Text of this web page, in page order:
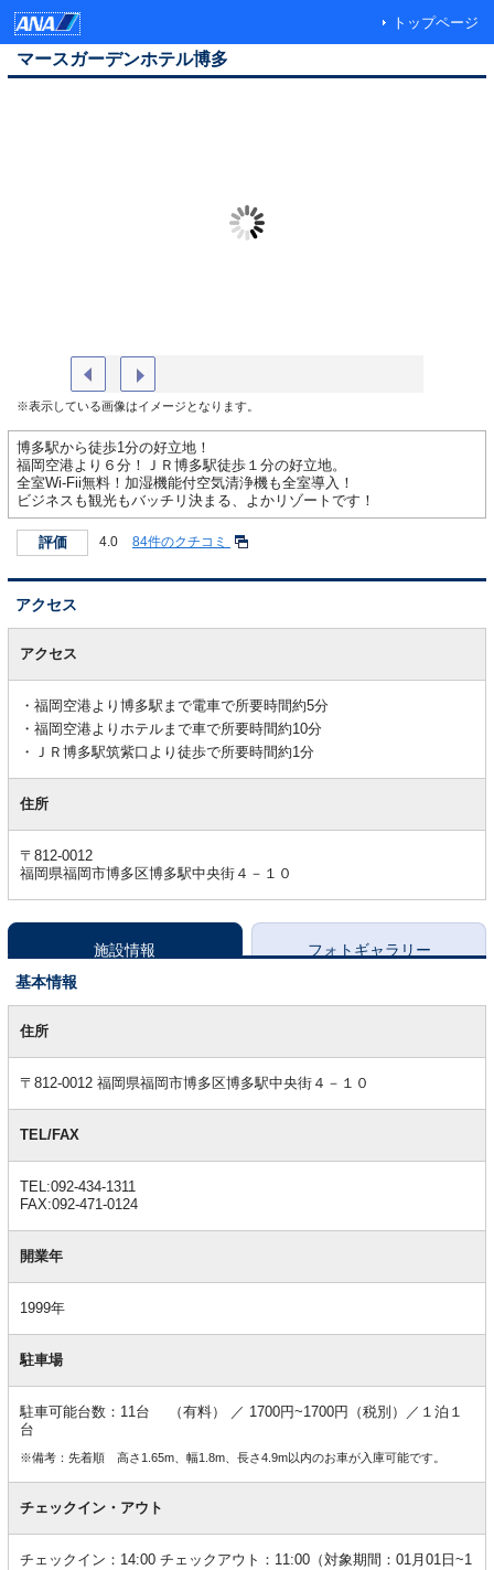
トップページ
マースガーデンホテル博多
※表示している画像はイメージとなります。
博多駅から徒歩1分の好立地！
福岡空港より６分！ＪＲ博多駅徒歩１分の好立地。
全室Wi-Fii無料！加湿機能付空気清浄機も全室導入！
ビジネスも観光もバッチリ決まる、よかリゾートです！
評価 4.0 84件のクチコミ
アクセス
アクセス
福岡空港より博多駅まで電車で所要時間約5分
福岡空港よりホテルまで車で所要時間約10分
ＪＲ博多駅筑紫口より徒歩で所要時間約1分
住所
〒812-0012
福岡県福岡市博多区博多駅中央街４－１０
施設情報
フォトギャラリー
基本情報
本住所
〒812-0012 福岡県福岡市博多区博多駅中央街４－１０
TEL/FAX
TEL:092-434-1311
FAX:092-471-0124
開業年
1999年
駐車場
駐車可能台数：11台 （有料） ／ 1700円~1700円（税別）／１泊１
台
※備考：先着順 高さ1.65m、幅1.8m、長さ4.9m以内のお車が入庫可能です。
チェックイン・アウト
チェックイン：14:00 チェックアウト：11:00（対象期間：01月01日~1